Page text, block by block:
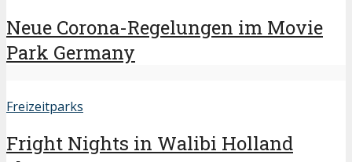
Neue Corona-Regelungen im Movie
Park Germany
Freizeitparks
Fright Nights in Walibi Holland